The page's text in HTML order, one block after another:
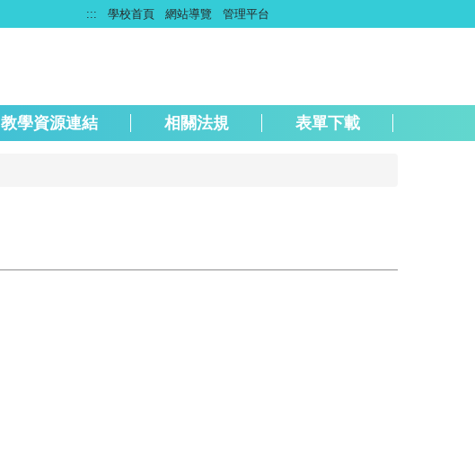
::: 學校首頁 網站導覽 管理平台
教學資源連結 相關法規 表單下載